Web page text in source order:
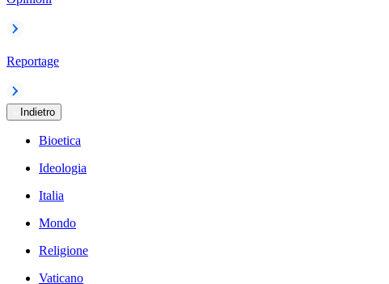
Reportage
Indietro
Bioetica
Ideologia
Italia
Mondo
Religione
Vaticano